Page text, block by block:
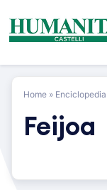
content
Home » Enciclopedia
Feijoa